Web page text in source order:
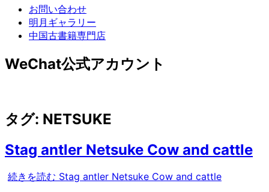
お問い合わせ
明月ギャラリー
中国古書籍専門店
WeChat公式アカウント
タグ: NETSUKE
Stag antler Netsuke Cow and cattle
続きを読む Stag antler Netsuke Cow and cattle